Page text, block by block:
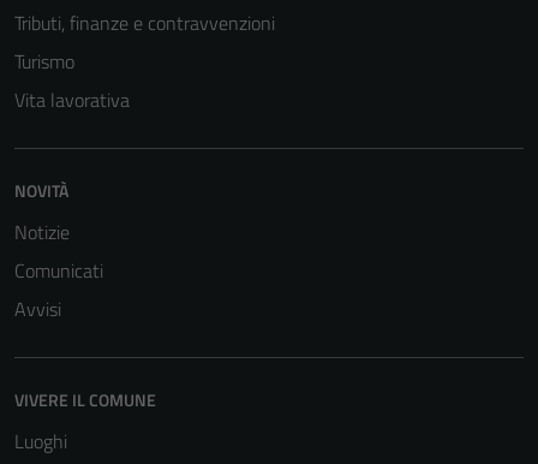
Tributi, finanze e contravvenzioni
Turismo
Vita lavorativa
NOVITÀ
Notizie
Comunicati
Avvisi
VIVERE IL COMUNE
Luoghi